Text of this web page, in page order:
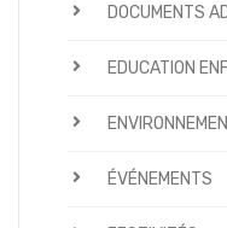
DOCUMENTS
EDUCATION
ÉVÉNEMENTS